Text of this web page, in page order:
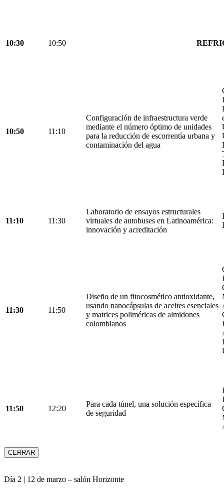
10:30 10:50
10:50 11:10
Configuración de infraestructura verde
mediante el número óptimo de unidades
para la reducción de escorrentía urbana y
contaminación del agua
11:10 11:30
Laboratorio de ensayos estructurales
virtuales de autobuses en Latinoamérica:
innovación y acreditación
11:30 11:50
Diseño de un fitocosmético antioxidante,
usando nanocápsulas de aceites esenciales
y matrices poliméricas de almidones
colombianos
11:50 12:20
Para cada túnel, una solución específica
de seguridad
CERRAR
Día 2 | 12 de marzo – salón Horizonte